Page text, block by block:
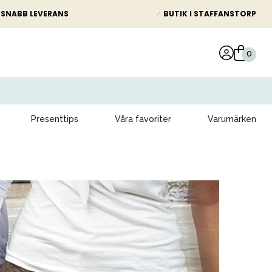
LEVERANS ✓ BUTIK I STAFFANSTORP
Presenttips Våra favoriter Varumärken